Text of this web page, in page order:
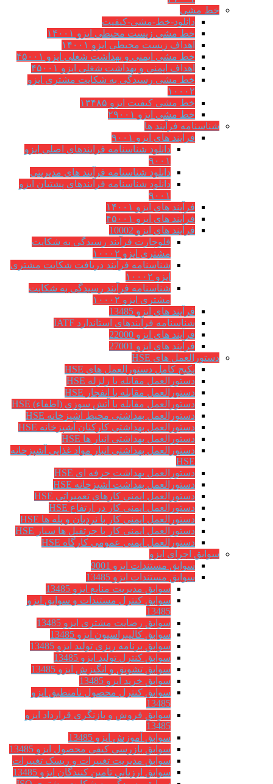
خط مشی
دانلود-خط-مشی-کیفیت
خط مشی زیست محیطی ایزو ۱۴۰۰۱
اهداف زیست محیطی ایزو ۱۴۰۰۱
خط مشی ایمنی و بهداشت شغلی ایزو ۴۵۰۰۱
اهداف ایمنی و بهداشت شغلی ایزو ۴۵۰۰۱
خط مشی رسیدگی به شکایت مشتری ایزو
۱۰۰۰۲
خط مشی کیفیت ایزو ۱۳۴۸۵
خط مشی ایزو ۲۹۰۰۱
شناسنامه فرآیند ها
فرآیند های ایزو ۹۰۰۱
دانلود شناسنامه فرایندهای اصلی ایزو
۹۰۰۱
دانلود شناسنامه فرآیند های مدیریتی
دانلود شناسنامه فرآیندهای پشتیان ایزو
۹۰۰۱
فرآیند های ایزو ۱۴۰۰۱
فرآیند های ایزو ۴۵۰۰۱
فرآیند های ایزو 10002
فلوچارت فرآیند رسیدگی به شکایت
مشتری ایزو ۱۰۰۰۲
شناسنامه فرآیند دریافت شکایت مشتری
ایزو ۱۰۰۰۲
شناسنامه فرآیند رسیدگی به شکایت
مشتری ایزو ۱۰۰۰۲
فرآیند های ایزو 13485
شناسنامه فرآیندهای استاندارد IATF
فرآیند های ایزو 22000
فرآیند های ایزو 27001
دستورالعمل های HSE
پکیج کامل دستورالعمل های HSE
دستورالعمل مقابله با زلزله HSE
دستورالعمل مقابله با انفجار HSE
دستورالعمل مقابله با آتش سوزی (اطفاء) HSE
دستورالعمل بهداشتی محیط آشپزخانه HSE
دستورالعمل بهداشتی کارکنان آشپزخانه HSE
دستورالعمل بهداشتی انبار ها HSE
دستورالعمل بهداشتی انبار مواد غذایی آشپزخانه
HSE
دستورالعمل بهداشت حرفه ای HSE
دستورالعمل بهداشت آشپزخانه HSE
دستورالعمل ایمنی کارهای تعمیراتی HSE
دستورالعمل ایمنی کار در ارتفاع HSE
دستورالعمل ایمنی کار با نردبان و پله ها HSE
دستورالعمل ایمنی کار با جرثقیل ها سیار HSE
دستورالعمل ایمنی عمومی کارگاه HSE
سوابق اجرای ایزو
سوابق مستندات ایزو 9001
سوابق مستندات ایزو 13485
سوابق مدیریت منابع ایزو 13485
سوابق کنترل مستندات و سوابق ایزو
13485
سوابق رضایت مشتری ایزو 13485
سوابق كاليبراسيون ایزو 13485
سوابق برنامه ریزی تولید ایزو 13485
سوابق کنترل تولید ایزو 13485
سوابق تشویق و انگیزش ایزو 13485
سوابق خرید ایزو 13485
سوابق کنترل محصول نامنطبق ایزو
13485
سوابق فروش و بازنگری قرارداد ایزو
13485
سوابق آموزش ایزو 13485
سوابق بازرسی کیفی محصول ایزو 13485
سوابق مدیریت تغییرات و ریسک تغییرات
سوابق ارزيابي تامين كنندگان ایزو 13485